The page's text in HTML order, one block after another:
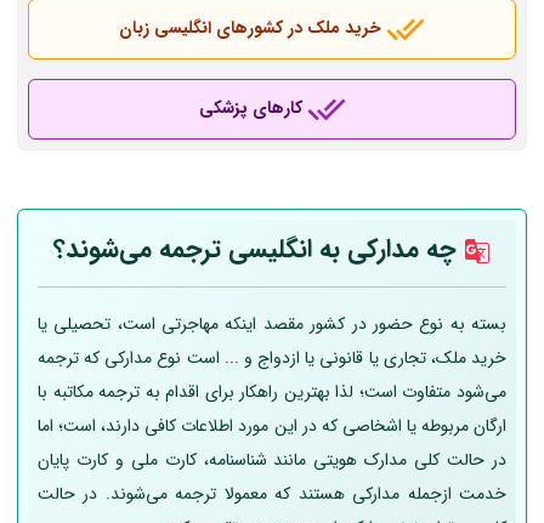
خرید ملک در کشورهای انگلیسی زبان
کارهای پزشکی
چه مدارکی به انگلیسی ترجمه می‌شوند؟
بسته به نوع حضور در کشور مقصد اینکه مهاجرتی است، تحصیلی یا
خرید ملک، تجاری یا قانونی یا ازدواج و ... است نوع مدارکی که ترجمه
می‌شود متفاوت است؛ لذا بهترین راهکار برای اقدام به ترجمه مکاتبه با
ارگان مربوطه یا اشخاصی که در این مورد اطلاعات کافی دارند، است؛ اما
در حالت کلی مدارک هویتی مانند شناسنامه، کارت ملی و کارت پایان
خدمت ازجمله مدارکی هستند که معمولا ترجمه می‌شوند. در حالت